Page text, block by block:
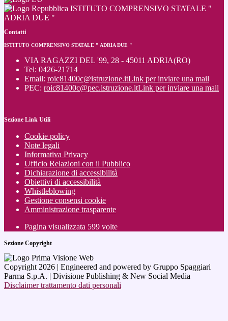
ISTITUTO COMPRENSIVO STATALE "
ADRIA DUE "
Contatti
ISTITUTO COMPRENSIVO STATALE " ADRIA DUE "
VIA RAGAZZI DEL '99, 28 - 45011 ADRIA(RO)
Tel: 0426-21714
Email: roic81400c@istruzione.itLink per inviare una mail
PEC: roic81400c@pec.istruzione.itLink per inviare una mail
Sezione Link Utili
Cookie policy
Note legali
Informativa Privacy
Ufficio Relazioni con il Pubblico
Dichiarazione di accessibilità
Obiettivi di accessibilità
Whistleblowing
Gestione consensi cookie
Amministrazione trasparente
Pagina visualizzata 599 volte
Sezione Copyright
Copyright 2026 | Engineered and powered by Gruppo Spaggiari
Parma S.p.A. | Divisione Publishing & New Social Media
Disclaimer trattamento dati personali